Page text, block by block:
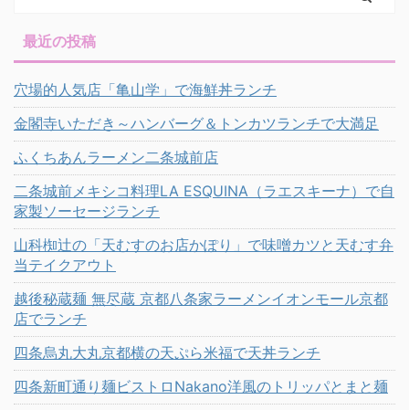
最近の投稿
穴場的人気店「亀山学」で海鮮丼ランチ
金閣寺いただき～ハンバーグ＆トンカツランチで大満足
ふくちあんラーメン二条城前店
二条城前メキシコ料理LA ESQUINA（ラエスキーナ）で自
家製ソーセージランチ
山科椥辻の「天むすのお店かぽり」で味噌カツと天むす弁
当テイクアウト
越後秘蔵麺 無尽蔵 京都八条家ラーメンイオンモール京都
店でランチ
四条烏丸大丸京都横の天ぷら米福で天丼ランチ
四条新町通り麺ビストロNakano洋風のトリッパとまと麺